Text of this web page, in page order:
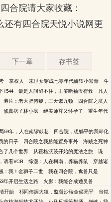
合院请大家收藏：
还有四合院天悦小说网更
下一章 存书签
掌权人 末世女穿成七零年代娇软小知青
斗
1544 最是人间留不住，王爷断袖没得救
凡人
港片：老大肥佬黎，三天饿九顿
四合院之坑人
修真痞子林小疯 绝美师尊又怀孕了
重生年代
59年，人在南锣鼓巷
四合院，想躺平的我却化
的日子 四合院之我总能置身事外
海贼之死神
了几个世界 从霍格沃茨开始的魔法之旅
谍
请看VCR 综漫：人在柯南，养猫养鼠
穿越诸
：我！金狮子二世
我在四合院，禽兽只是
年开启生活之路 火影：我能合成通灵兽
开始 祁同伟握大狙，监督沙瑞金侯亮平
当铠